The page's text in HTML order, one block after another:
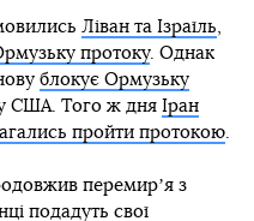
Ліван та Ізраїль,
протоку. Однак
блокує Ормузьку
США. Того ж дня Іран
пройти протокою.
перемирʼя з
подадуть свої